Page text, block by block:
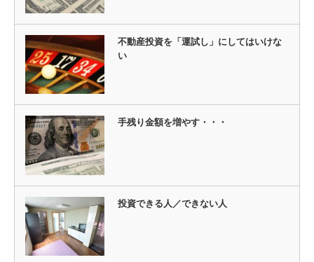
不動産投資を「運試し」にしてはいけな
い
手残り金額を増やす・・・
投資できる人／できない人